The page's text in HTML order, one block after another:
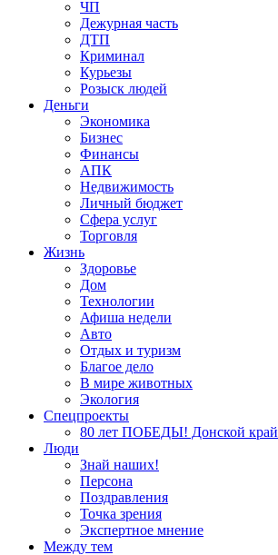
ЧП
Дежурная часть
ДТП
Криминал
Курьезы
Розыск людей
Деньги
Экономика
Бизнес
Финансы
АПК
Недвижимость
Личный бюджет
Сфера услуг
Торговля
Жизнь
Здоровье
Дом
Технологии
Афиша недели
Авто
Отдых и туризм
Благое дело
В мире животных
Экология
Спецпроекты
80 лет ПОБЕДЫ! Донской край
Люди
Знай наших!
Персона
Поздравления
Точка зрения
Экспертное мнение
Между тем